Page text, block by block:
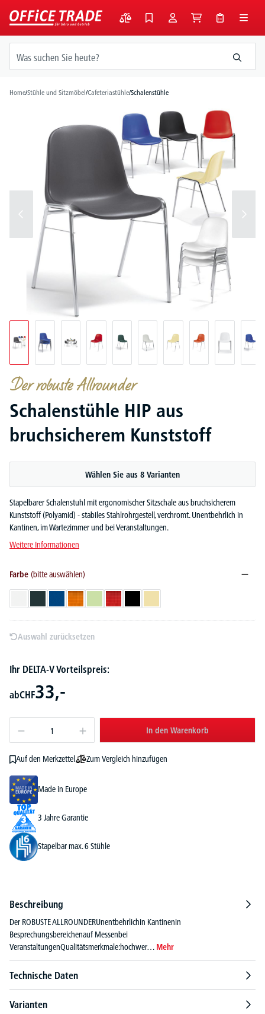
springen
Home/Stühle und Sitzmöbel/Cafeteriastühle/Schalenstühle
Der robuste Allrounder
Schalenstühle HIP aus
bruchsicherem Kunststoff
Wählen Sie aus 8 Varianten
Stapelbarer Schalenstuhl mit ergonomischer Sitzschale aus bruchsicherem
Kunststoff (Polyamid) - stabiles Stahlrohrgestell, verchromt. Unentbehrlich in
Kantinen, im Wartezimmer und bei Veranstaltungen.
Weitere Informationen
Farbe (bitte auswählen)
Auswahl zurücksetzen
Ihr DELTA-V Vorteilspreis:
abCHF33,-
In den Warenkorb
Auf den Merkzettel Zum Vergleich hinzufügen
Made in Europe
3 Jahre Garantie
Stapelbar max. 6 Stühle
Beschreibung
Der ROBUSTE ALLROUNDERUnentbehrlichin Kantinenin
Besprechungsbereichenauf Messenbei
VeranstaltungenQualitätsmerkmale:hochwer… Mehr
Technische Daten
Varianten